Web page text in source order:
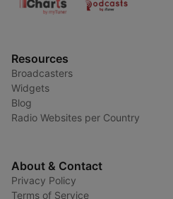
Resources
Broadcasters
Widgets
Blog
Radio Websites per Country
About & Contact
Privacy Policy
Terms of Service